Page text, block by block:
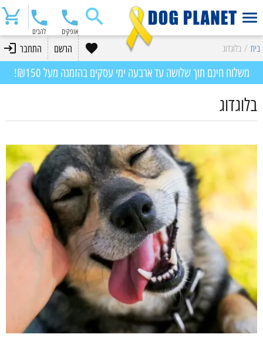
אופקים להבים
בית / בלוגדוג הרשם התחבר
משלוח חינם תוך שלושה עד ארבעה ימי עסקים בהזמנה מעל ₪150!
בלוגדוג